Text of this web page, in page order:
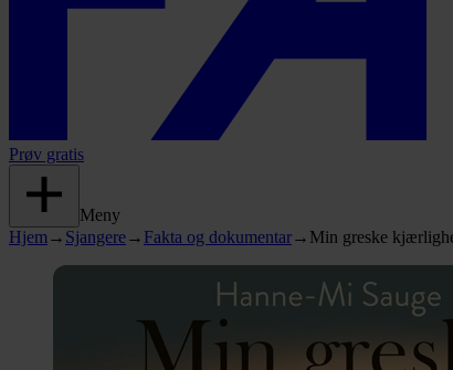
Prøv gratis
Meny
Hjem → Sjangere→ Fakta og dokumentar→ Min greske